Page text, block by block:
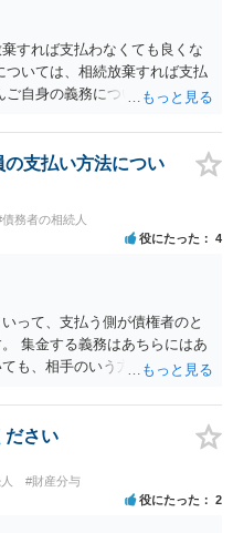
すれば支払わなくても良くな
いては、相続放棄すれば支払
自身の義務については、契約
、何の義務も負わないなら、
ンさせる意味もないような気
しても負う内容だと困ります
支払い方法につい
債務者の相続人
役にたった 4
って、支払う側が債権者のと
集金する義務はあちらにはあ
も、相手のいう方法で支払わ
ださい
#財産分与
役にたった 2